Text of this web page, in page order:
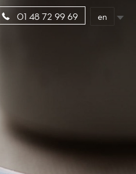
01 48 72 99 69 en